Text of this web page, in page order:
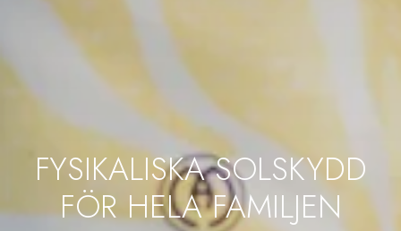
FYSIKALISKA SOLSKYDD
FÖR HELA FAMILJEN